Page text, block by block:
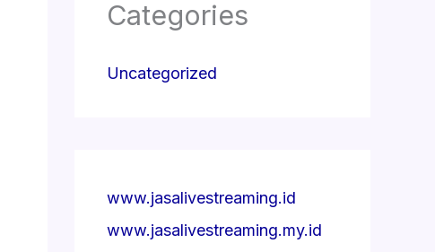
Categories
Uncategorized
www.jasalivestreaming.id
www.jasalivestreaming.my.id